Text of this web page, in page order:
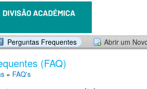
Perguntas Frequentes Abrir um
(FAQ)
» FAQ's